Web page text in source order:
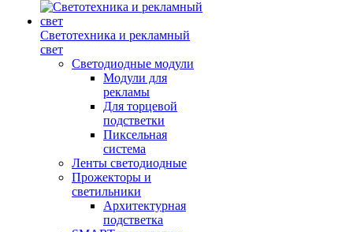
Светотехника и рекламный
свет
Светодиодные модули
Модули для
рекламы
Для торцевой
подстветки
Пиксельная
система
Ленты светодиодные
Прожекторы и
светильники
Архитектурная
подстветка